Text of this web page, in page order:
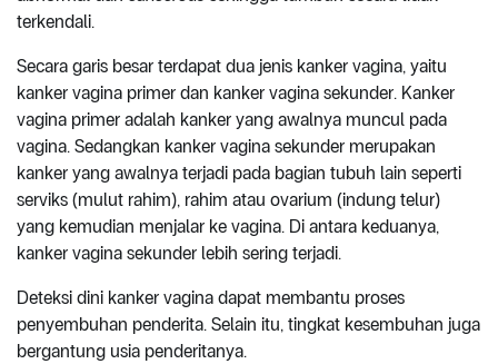
terkendali.
Secara garis besar terdapat dua jenis kanker vagina, yaitu
kanker vagina primer dan kanker vagina sekunder. Kanker
vagina primer adalah kanker yang awalnya muncul pada
vagina. Sedangkan kanker vagina sekunder merupakan
kanker yang awalnya terjadi pada bagian tubuh lain seperti
serviks (mulut rahim), rahim atau ovarium (indung telur)
yang kemudian menjalar ke vagina. Di antara keduanya,
kanker vagina sekunder lebih sering terjadi.
Deteksi dini kanker vagina dapat membantu proses
penyembuhan penderita. Selain itu, tingkat kesembuhan juga
bergantung usia penderitanya.